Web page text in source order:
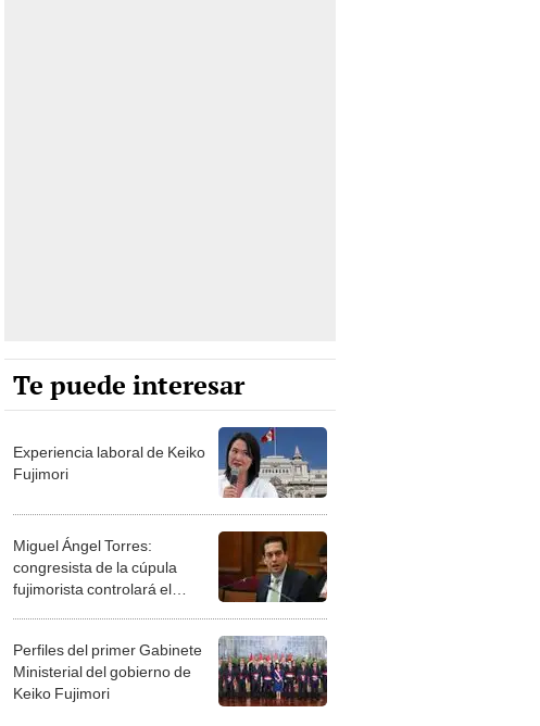
Te puede interesar
Experiencia laboral de Keiko
Fujimori
Miguel Ángel Torres:
congresista de la cúpula
fujimorista controlará el
Perfiles del primer Gabinete
Ministerial del gobierno de
Keiko Fujimori